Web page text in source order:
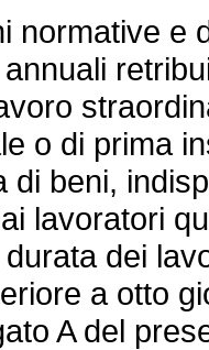
e
o di prima
di beni,
lavoratori
dei
a otto
A del